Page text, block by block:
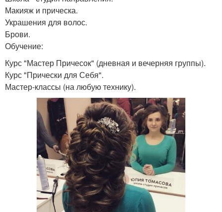
Макияж и прическа.
Украшения для волос.
Брови.
Обучение:
Курс "Мастер Причесок" (дневная и вечерняя группы).
Курс "Прически для Себя".
Мастер-классы (на любую технику).